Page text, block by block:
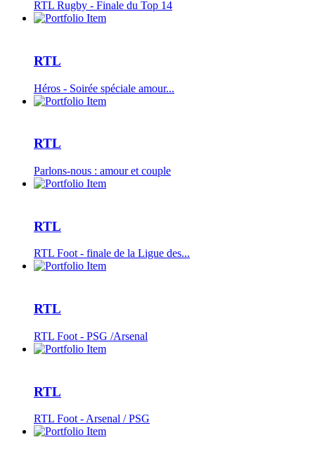
RTL Rugby - Finale du Top 14
RTL
Héros - Soirée spéciale amour...
RTL
Parlons-nous : amour et couple
RTL
RTL Foot - finale de la Ligue des...
RTL
RTL Foot - PSG /Arsenal
RTL
RTL Foot - Arsenal / PSG